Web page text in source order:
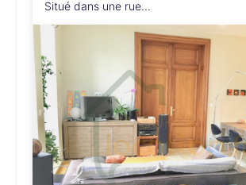
Situé dans une rue...